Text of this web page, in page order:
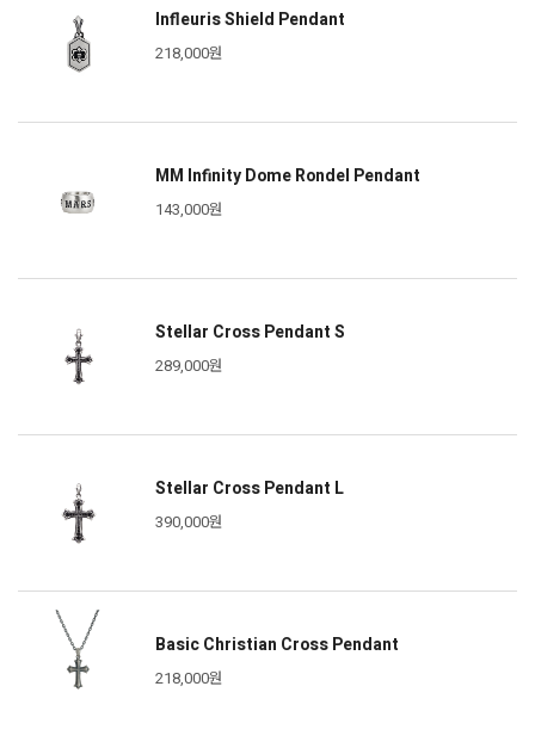
Infleuris Shield Pendant
218,000원
MM Infinity Dome Rondel Pendant
143,000원
Stellar Cross Pendant S
289,000원
Stellar Cross Pendant L
390,000원
Basic Christian Cross Pendant
218,000원